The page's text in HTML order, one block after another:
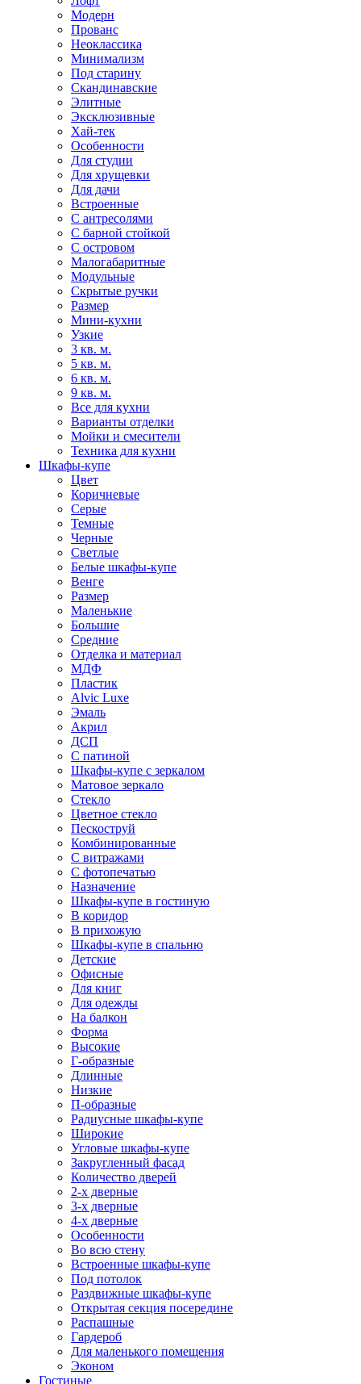
Модерн
Прованс
Неоклассика
Минимализм
Под старину
Скандинавские
Элитные
Эксклюзивные
Хай-тек
Особенности
Для студии
Для хрущевки
Для дачи
Встроенные
С антресолями
С барной стойкой
С островом
Малогабаритные
Модульные
Скрытые ручки
Размер
Мини-кухни
Узкие
3 кв. м.
5 кв. м.
6 кв. м.
9 кв. м.
Все для кухни
Варианты отделки
Мойки и смесители
Техника для кухни
Шкафы-купе
Цвет
Коричневые
Серые
Темные
Черные
Светлые
Белые шкафы-купе
Венге
Размер
Маленькие
Большие
Средние
Отделка и материал
МДФ
Пластик
Alvic Luxe
Эмаль
Акрил
ДСП
С патиной
Шкафы-купе с зеркалом
Матовое зеркало
Стекло
Цветное стекло
Пескоструй
Комбинированные
С витражами
С фотопечатью
Назначение
Шкафы-купе в гостиную
В коридор
В прихожую
Шкафы-купе в спальню
Детские
Офисные
Для книг
Для одежды
На балкон
Форма
Высокие
Г-образные
Длинные
Низкие
П-образные
Радиусные шкафы-купе
Широкие
Угловые шкафы-купе
Закругленный фасад
Количество дверей
2-х дверные
3-х дверные
4-х дверные
Особенности
Во всю стену
Встроенные шкафы-купе
Под потолок
Раздвижные шкафы-купе
Открытая секция посередине
Распашные
Гардероб
Для маленького помещения
Эконом
Гостиные